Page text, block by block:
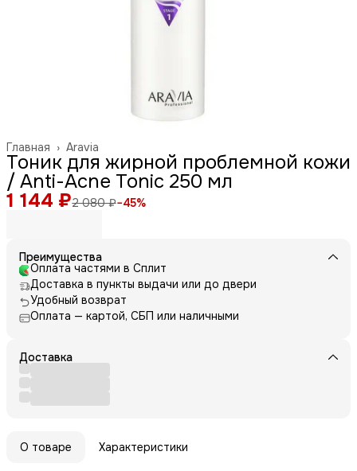
Aravia
Главная ›
Тоник для жирной проблемной кожи
/ Anti-Acne Tonic 250 мл
1 144 ₽2 080 ₽−45%
Преимущества
Оплата частями в Сплит
Доставка в пункты выдачи или до двери
Удобный возврат
Оплата — картой, СБП или наличными
Доставка
О товаре Характеристики